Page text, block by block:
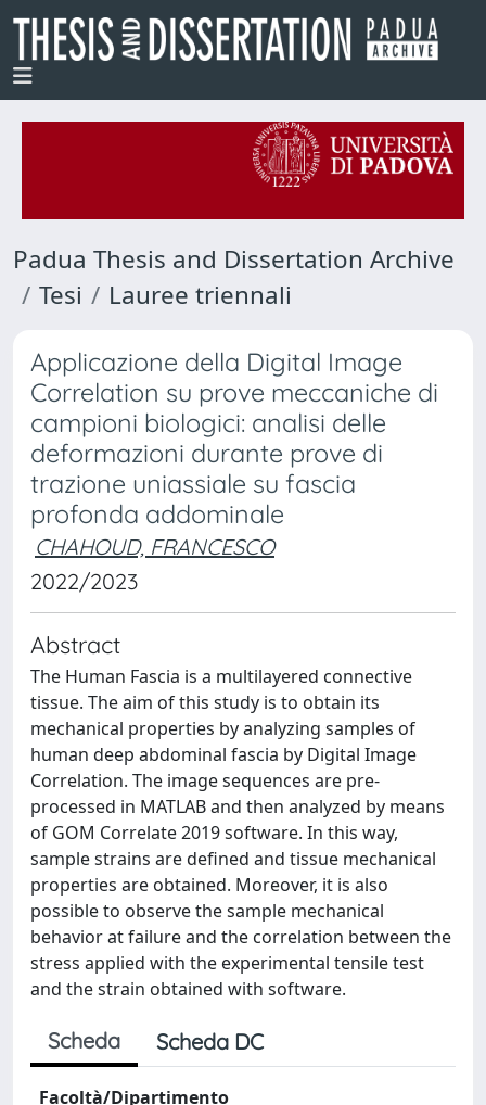
Padua Thesis and Dissertation Archive
Tesi
Lauree triennali
Applicazione della Digital Image
Correlation su prove meccaniche di
campioni biologici: analisi delle
deformazioni durante prove di
trazione uniassiale su fascia
profonda addominale
CHAHOUD, FRANCESCO
2022/2023
Abstract
The Human Fascia is a multilayered connective
tissue. The aim of this study is to obtain its
mechanical properties by analyzing samples of
human deep abdominal fascia by Digital Image
Correlation. The image sequences are pre-
processed in MATLAB and then analyzed by means
of GOM Correlate 2019 software. In this way,
sample strains are defined and tissue mechanical
properties are obtained. Moreover, it is also
possible to observe the sample mechanical
behavior at failure and the correlation between the
stress applied with the experimental tensile test
and the strain obtained with software.
Scheda Scheda DC
Facoltà/Dipartimento